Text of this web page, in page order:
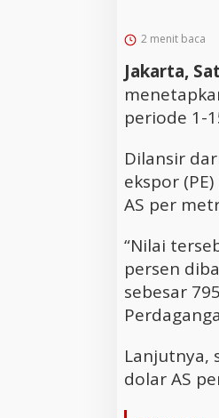
2 menit baca
Jakarta,
periode 1-
Dilansir
ekspor
AS per
“Nilai
persen
sebesar
Lanjutnya,
dolar AS